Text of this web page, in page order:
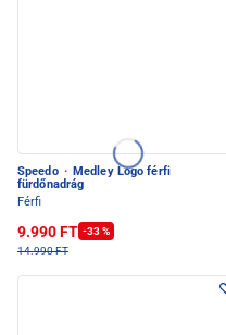
Speedo · Medley Logo férfi
fürdőnadrág
Férfi
9.990 FT -33 %
14.990 FT